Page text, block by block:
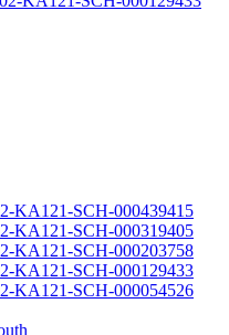
KA121-SCH-000439415
KA121-SCH-000319405
KA121-SCH-000203758
KA121-SCH-000129433
KA121-SCH-000054526